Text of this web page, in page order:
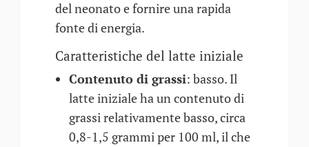
del neonato e fornire una rapida
fonte di energia.
Caratteristiche del latte iniziale
Contenuto di grassi: basso. Il
latte iniziale ha un contenuto di
grassi relativamente basso, circa
0,8-1,5 grammi per 100 ml, il che